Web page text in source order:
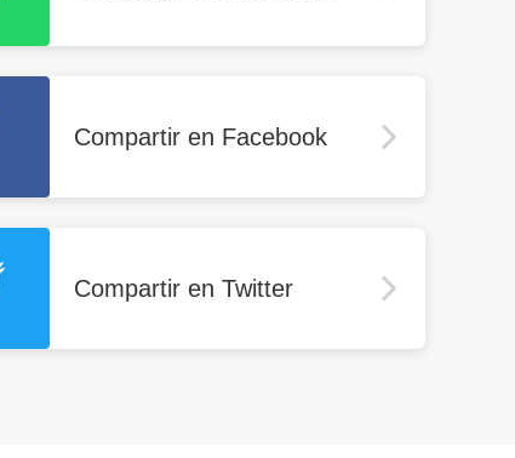
Compartir en Facebook
Compartir en Twitter